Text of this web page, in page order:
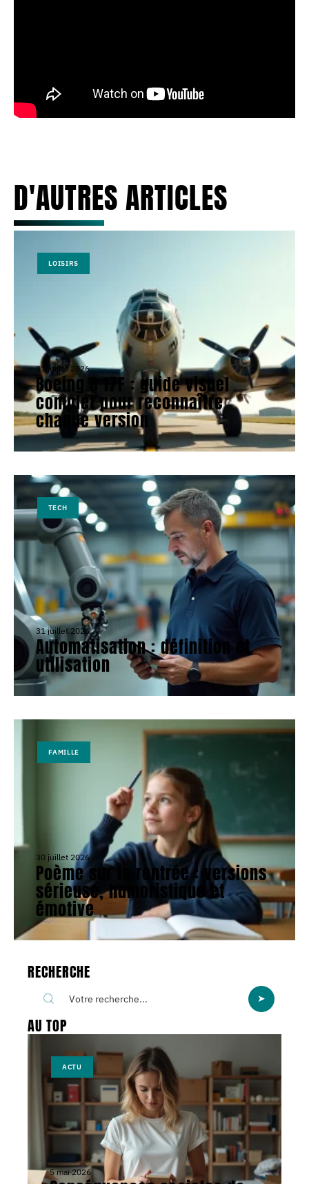
D'AUTRES ARTICLES
LOISIRS
31 juillet 2026
Boeing B 17F : guide visuel
complet pour reconnaître
chaque version
TECH
31 juillet 2026
Automatisation : définition et
utilisation
FAMILLE
30 juillet 2026
Poème sur la rentrée : versions
sérieuse, humoristique et
émotive
RECHERCHE
AU TOP
ACTU
5 mai 2026